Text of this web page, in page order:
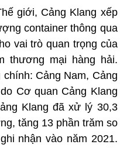
giới, Cảng Klang xếp
container thông qua
vai trò quan trọng của
thương mại hàng hải.
Cảng Nam, Cảng
Cơ quan Cảng Klang
Klang đã xử lý 30,3
tăng 13 phần trăm so
nhận vào năm 2021.